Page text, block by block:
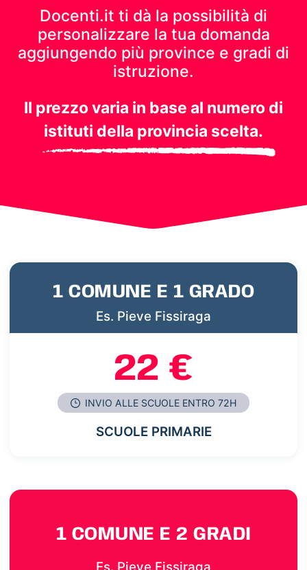
Docenti.it ti dà la possibilità di
personalizzare la tua domanda
aggiungendo più province e gradi di
istruzione.
Il prezzo varia in base al numero di
istituti della provincia scelta.
1 COMUNE E 1 GRADO
Es. Pieve Fissiraga
22 €
INVIO ALLE SCUOLE ENTRO 72H
SCUOLE PRIMARIE
1 COMUNE E 2 GRADI
Es. Pieve Fissiraga